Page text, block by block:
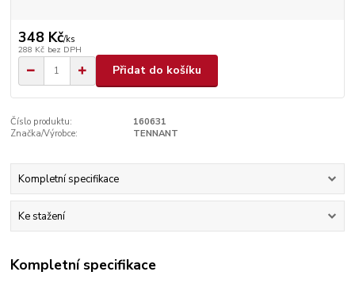
348 Kč/ks
288 Kč bez DPH
Přidat do košíku
Číslo produktu:
160631
Značka/Výrobce:
TENNANT
Kompletní specifikace
Ke stažení
Kompletní specifikace